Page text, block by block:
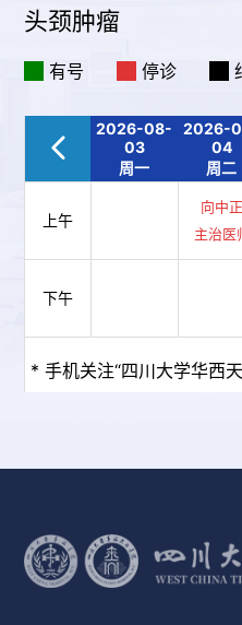
头颈肿瘤
有号 停诊
2026-08-
03
周一
2026-
04
周二
上午
向中正
主治医
下午
* 手机关注“四川大学华西